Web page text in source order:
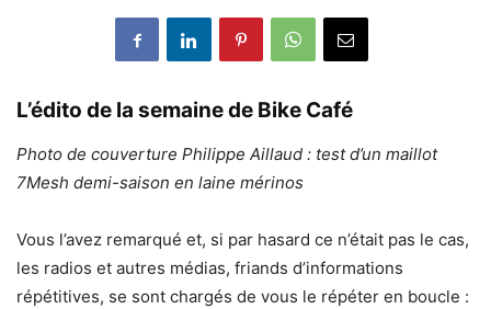
L’édito de la semaine de Bike Café
Photo de couverture Philippe Aillaud : test d’un maillot
7Mesh demi-saison en laine mérinos
Vous l’avez remarqué et, si par hasard ce n’était pas le cas,
les radios et autres médias, friands d’informations
répétitives, se sont chargés de vous le répéter en boucle :